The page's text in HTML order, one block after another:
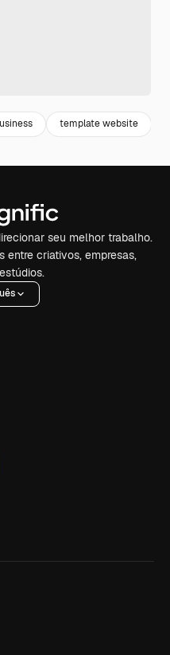
template website
seu melhor trabalho.
entre criativos, empresas,